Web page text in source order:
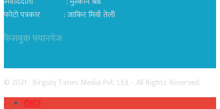
फोटो पत्रकार : जाकिर मियाँ तेली
फेसबुक फ्यानपेज
© 2021 : Birgunj Times Media Pvt. Ltd. - All Rights Reserved.
होमपेज